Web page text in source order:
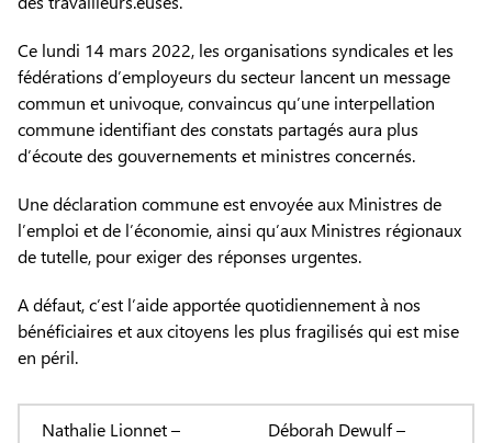
Ce lundi 14 mars 2022, les organisations syndicales et les
fédérations d’employeurs du secteur lancent un message
commun et univoque, convaincus qu’une interpellation
commune identifiant des constats partagés aura plus
d’écoute des gouvernements et ministres concernés.
Une déclaration commune est envoyée aux Ministres de
l’emploi et de l’économie, ainsi qu’aux Ministres régionaux
de tutelle, pour exiger des réponses urgentes.
A défaut, c’est l’aide apportée quotidiennement à nos
bénéficiaires et aux citoyens les plus fragilisés qui est mise
en péril.
Nathalie Lionnet –
Déborah Dewulf –